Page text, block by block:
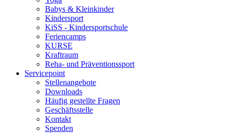
Babys & Kleinkinder
Kindersport
KiSS - Kindersportschule
Feriencamps
KURSE
Kraftraum
Reha- und Präventionssport
Servicepoint
Stellenangebote
Downloads
Häufig gestellte Fragen
Geschäftsstelle
Kontakt
Spenden